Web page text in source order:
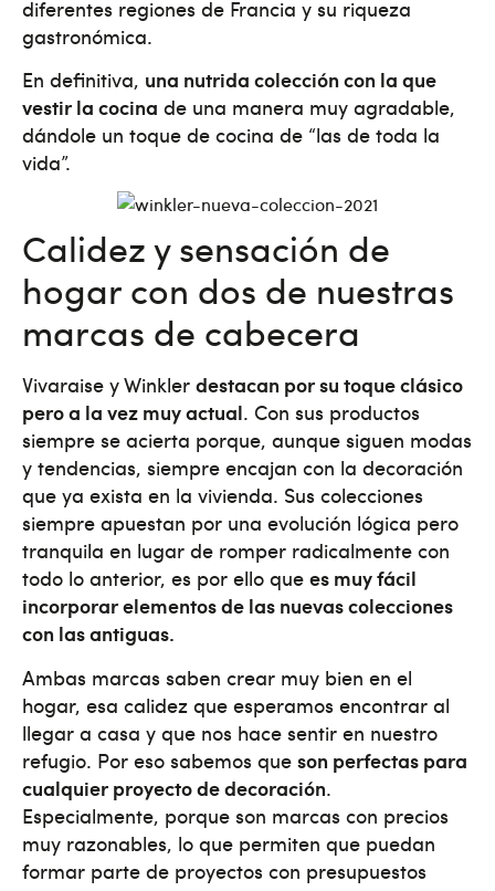
diferentes regiones de Francia y su riqueza
gastronómica.
En definitiva, una nutrida colección con la que
vestir la cocina de una manera muy agradable,
dándole un toque de cocina de “las de toda la
vida”.
Calidez y sensación de
hogar con dos de nuestras
marcas de cabecera
Vivaraise y Winkler destacan por su toque clásico
pero a la vez muy actual. Con sus productos
siempre se acierta porque, aunque siguen modas
y tendencias, siempre encajan con la decoración
que ya exista en la vivienda. Sus colecciones
siempre apuestan por una evolución lógica pero
tranquila en lugar de romper radicalmente con
todo lo anterior, es por ello que es muy fácil
incorporar elementos de las nuevas colecciones
con las antiguas.
Ambas marcas saben crear muy bien en el
hogar, esa calidez que esperamos encontrar al
llegar a casa y que nos hace sentir en nuestro
refugio. Por eso sabemos que son perfectas para
cualquier proyecto de decoración.
Especialmente, porque son marcas con precios
muy razonables, lo que permiten que puedan
formar parte de proyectos con presupuestos